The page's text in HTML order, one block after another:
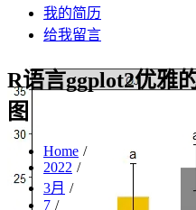
我的简历
给我留言
R语言ggplot2优雅
图
Home
2022
3月
7